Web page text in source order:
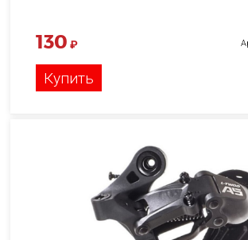
130 ₽
Купить